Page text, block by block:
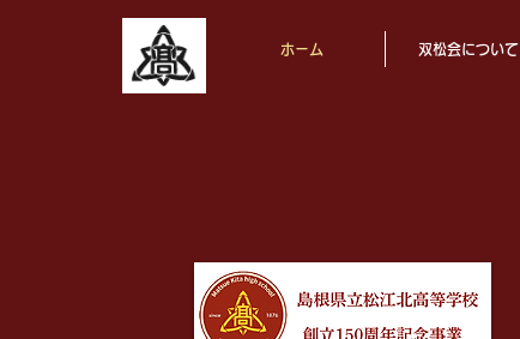
ホーム 双松会について